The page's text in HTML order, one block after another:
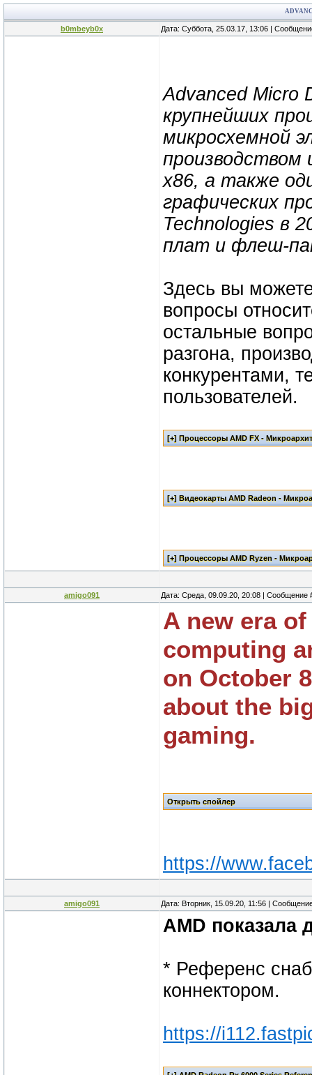
b0mbeyb0x Дата: Суббота, 25.03.17, 13:06 |
Advanced Micro
крупнейших
микросхемной
производством
x86, а также
графических
Technologies в
плат и флеш-
Здесь вы
вопросы
остальные
разгона,
конкурентами,
пользователей.
amigo091 Дата: Среда, 09.09.20, 20:08 | Сообщение
A new era
computing
on October
about the
gaming.
https://
amigo091 Дата: Вторник, 15.09.20, 11:56 |
AMD показала
* Референс
коннектором.
https://